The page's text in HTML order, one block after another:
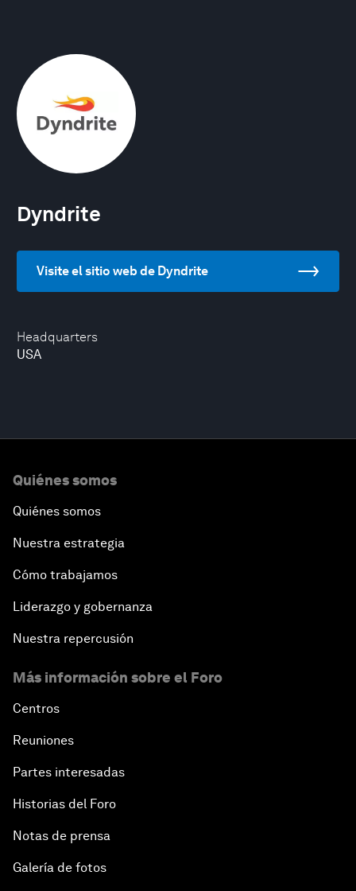
Headquarters
USA
Dyndrite
Visite el sitio web de Dyndrite
Quiénes somos
Quiénes somos
Nuestra estrategia
Cómo trabajamos
Liderazgo y gobernanza
Nuestra repercusión
Más información sobre el Foro
Centros
Reuniones
Partes interesadas
Historias del Foro
Notas de prensa
Galería de fotos